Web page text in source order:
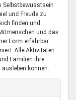
Selbstbewusstsein
und Freude zu
finden und
und das
Form erfahrbar
Alle Aktivitäten
Familien ihre
können.